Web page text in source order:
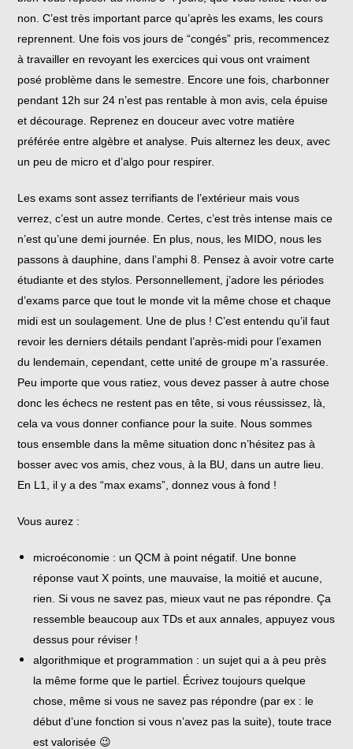
non. C’est très important parce qu’après les exams, les cours
reprennent. Une fois vos jours de “congés” pris, recommencez
à travailler en revoyant les exercices qui vous ont vraiment
posé problème dans le semestre. Encore une fois, charbonner
pendant 12h sur 24 n’est pas rentable à mon avis, cela épuise
et décourage. Reprenez en douceur avec votre matière
préférée entre algèbre et analyse. Puis alternez les deux, avec
un peu de micro et d’algo pour respirer.
Les exams sont assez terrifiants de l’extérieur mais vous
verrez, c’est un autre monde. Certes, c’est très intense mais ce
n’est qu’une demi journée. En plus, nous, les MIDO, nous les
passons à dauphine, dans l’amphi 8. Pensez à avoir votre carte
étudiante et des stylos. Personnellement, j’adore les périodes
d’exams parce que tout le monde vit la même chose et chaque
midi est un soulagement. Une de plus ! C’est entendu qu’il faut
revoir les derniers détails pendant l’après-midi pour l’examen
du lendemain, cependant, cette unité de groupe m’a rassurée.
Peu importe que vous ratiez, vous devez passer à autre chose
donc les échecs ne restent pas en tête, si vous réussissez, là,
cela va vous donner confiance pour la suite. Nous sommes
tous ensemble dans la même situation donc n’hésitez pas à
bosser avec vos amis, chez vous, à la BU, dans un autre lieu.
En L1, il y a des “max exams”, donnez vous à fond !
Vous aurez :
microéconomie : un QCM à point négatif. Une bonne
réponse vaut X points, une mauvaise, la moitié et aucune,
rien. Si vous ne savez pas, mieux vaut ne pas répondre. Ça
ressemble beaucoup aux TDs et aux annales, appuyez vous
dessus pour réviser !
algorithmique et programmation : un sujet qui a à peu près
la même forme que le partiel. Écrivez toujours quelque
chose, même si vous ne savez pas répondre (par ex : le
début d’une fonction si vous n’avez pas la suite), toute trace
est valorisée 😉